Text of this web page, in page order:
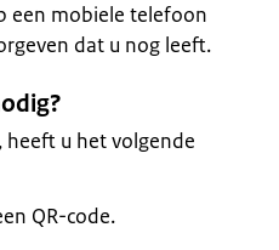
een mobiele telefoon
dat u nog leeft.
heeft u het volgende
QR-code.